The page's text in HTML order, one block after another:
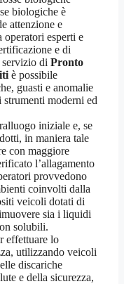
biologiche è
attenzione e
operatori esperti e
e di
di Pronto
è possibile
guasti e anomalie
moderni ed
iniziale e, se
in maniera tale
con maggiore
l’allagamento
provvedono
coinvolti dalla
veicoli dotati di
sia i liquidi
solubili.
effettuare lo
utilizzando veicoli
discariche
e della sicurezza,